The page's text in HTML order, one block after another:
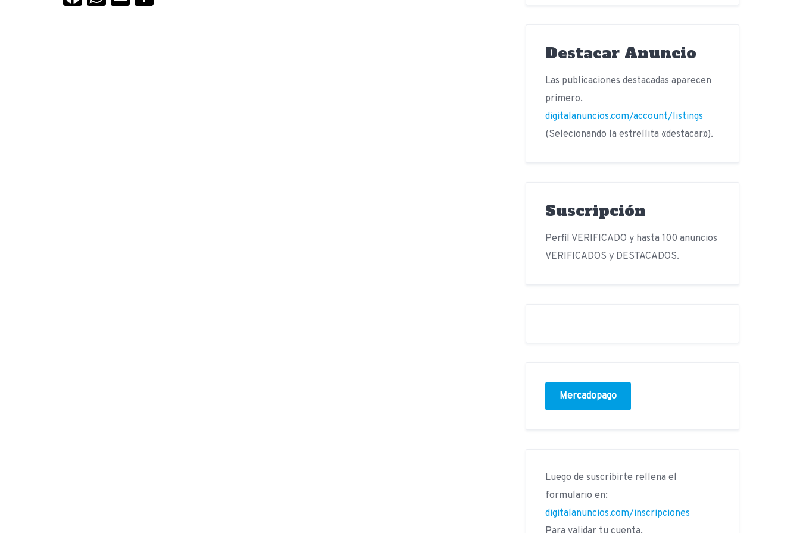
Destacar Anuncio
Las publicaciones destacadas aparecen
primero.
digitalanuncios.com/account/listings
(Selecionando la estrellita «destacar»).
Suscripción
Perfil VERIFICADO y hasta 100 anuncios
VERIFICADOS y DESTACADOS.
Mercadopago
Luego de suscribirte rellena el
formulario en:
digitalanuncios.com/inscripciones